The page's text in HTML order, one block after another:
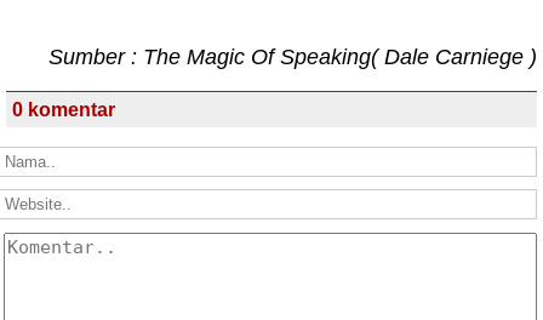
Sumber : The Magic Of Speaking( Dale Carniege )
0 komentar